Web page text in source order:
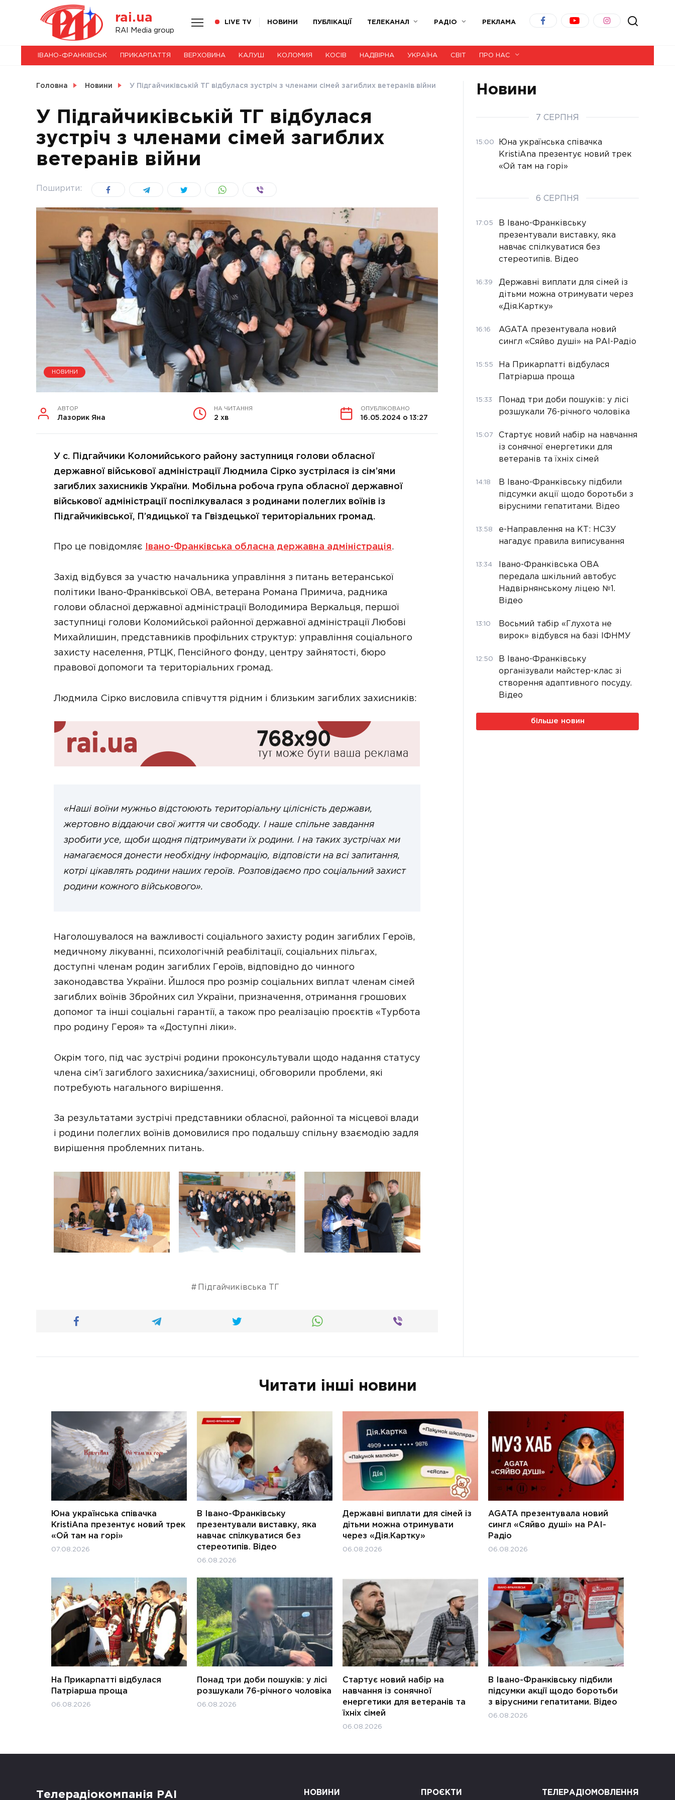
rai.ua
RAI Media group
LIVE TV НОВИНИ ПУБЛІКАЦІЇ ТЕЛЕКАНАЛ РАДІО РЕКЛАМА
НОВИНИ
СВІТ
УКРАЇНА
ІВАНО-ФРАНКІВСЬК ПРИКАРПАТТЯ ВЕРХОВИНА КАЛУШ КОЛОМИЯ КОСІВ НАДВІРНА УКРАЇНА СВІТ ПРО НАС
Головна Новини У Підгайчиківській ТГ відбулася зустріч з членами сімей загиблих ветеранів війни
У Підгайчиківській ТГ відбулася
зустріч з членами сімей загиблих
ветеранів війни
Поширити:
НОВИНИ
АВТОР
Лазорик Яна
НА ЧИТАННЯ
2 хв
ОПУБЛІКОВАНО
16.05.2024 о 13:27
У с. Підгайчики Коломийського району заступниця голови обласної
державної військової адміністрації Людмила Сірко зустрілася із сім’ями
загиблих захисників України. Мобільна робоча група обласної державної
військової адміністрації поспілкувалася з родинами полеглих воїнів із
Підгайчиківської, П’ядицької та Гвіздецької територіальних громад.
Про це повідомляє Івано-Франківська обласна державна адміністрація.
Захід відбувся за участю начальника управління з питань ветеранської
політики Івано-Франківської ОВА, ветерана Романа Примича, радника
голови обласної державної адміністрації Володимира Веркальця, першої
заступниці голови Коломийської районної державної адміністрації Любові
Михайлишин, представників профільних структур: управління соціального
захисту населення, РТЦК, Пенсійного фонду, центру зайнятості, бюро
правової допомоги та територіальних громад.
Людмила Сірко висловила співчуття рідним і близьким загиблих захисників:
«Наші воїни мужньо відстоюють територіальну цілісність держави,
жертовно віддаючи свої життя чи свободу. І наше спільне завдання
зробити усе, щоби щодня підтримувати їх родини. І на таких зустрічах ми
намагаємося донести необхідну інформацію, відповісти на всі запитання,
котрі цікавлять родини наших героїв. Розповідаємо про соціальний захист
родини кожного військового».
Наголошувалося на важливості соціального захисту родин загиблих Героїв,
медичному лікуванні, психологічній реабілітації, соціальних пільгах,
доступні членам родин загиблих Героїв, відповідно до чинного
законодавства України. Йшлося про розмір соціальних виплат членам сімей
загиблих воїнів Збройних сил України, призначення, отримання грошових
допомог та інші соціальні гарантії, а також про реалізацію проєктів «Турбота
про родину Героя» та «Доступні ліки».
Окрім того, під час зустрічі родини проконсультували щодо надання статусу
члена сім’ї загиблого захисника/захисниці, обговорили проблеми, які
потребують нагального вирішення.
За результатами зустрічі представники обласної, районної та місцевої влади
і родини полеглих воїнів домовилися про подальшу спільну взаємодію задля
вирішення проблемних питань.
Підгайчиківська ТГ
Новини
7 СЕРПНЯ
15:00
Юна українська співачка
KristiAna презентує новий трек
«Ой там на горі»
6 СЕРПНЯ
17:05
В Івано-Франківську
презентували виставку, яка
навчає спілкуватися без
стереотипів. Відео
16:39
Державні виплати для сімей із
дітьми можна отримувати через
«Дія.Картку»
16:16
AGATA презентувала новий
сингл «Сяйво душі» на РАІ-Радіо
15:55
На Прикарпатті відбулася
Патріарша проща
15:33
Понад три доби пошуків: у лісі
розшукали 76-річного чоловіка
15:07
Стартує новий набір на навчання
із сонячної енергетики для
ветеранів та їхніх сімей
14:18
В Івано-Франківську підбили
підсумки акції щодо боротьби з
вірусними гепатитами. Відео
13:58
е-Направлення на КТ: НСЗУ
нагадує правила виписування
13:34
Івано-Франківська ОВА
передала шкільний автобус
Надвірнянському ліцею №1.
Відео
13:10
Восьмий табір «Глухота не
вирок» відбувся на базі ІФНМУ
12:50
В Івано-Франківську
організували майстер-клас зі
створення адаптивного посуду.
Відео
більше новин
Читати інші новини
Юна українська співачка
KristiAna презентує новий трек
«Ой там на горі»
07.08.2026
В Івано-Франківську
презентували виставку, яка
навчає спілкуватися без
стереотипів. Відео
06.08.2026
Державні виплати для сімей із
дітьми можна отримувати
через «Дія.Картку»
06.08.2026
AGATA презентувала новий
сингл «Сяйво душі» на РАІ-
Радіо
06.08.2026
На Прикарпатті відбулася
Патріарша проща
06.08.2026
Понад три доби пошуків: у лісі
розшукали 76-річного чоловіка
06.08.2026
Стартує новий набір на
навчання із сонячної
енергетики для ветеранів та
їхніх сімей
06.08.2026
В Івано-Франківську підбили
підсумки акції щодо боротьби
з вірусними гепатитами. Відео
06.08.2026
Телерадіокомпанія РАІ НОВИНИ ПРОЄКТИ ТЕЛЕРАДІОМОВЛЕННЯ